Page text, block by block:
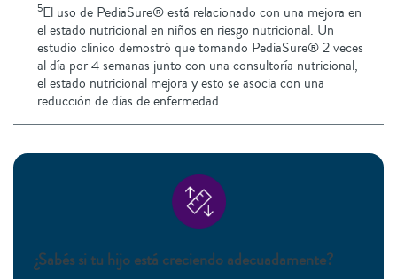
5El uso de PediaSure® está relacionado con una mejora en
el estado nutricional en niños en riesgo nutricional. Un
estudio clínico demostró que tomando PediaSure® 2 veces
al día por 4 semanas junto con una consultoría nutricional,
el estado nutricional mejora y esto se asocia con una
reducción de días de enfermedad.
¿Sabés si tu hijo está creciendo adecuadamente?